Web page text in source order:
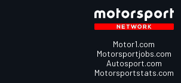
Motor1.com
Motorsportjobs.com
Autosport.com
Motorsportstats.com